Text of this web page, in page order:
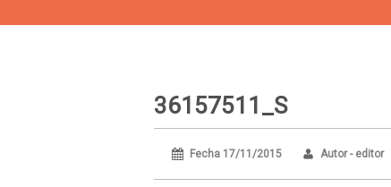
36157511_S
Fecha 17/11/2015 Autor - editor